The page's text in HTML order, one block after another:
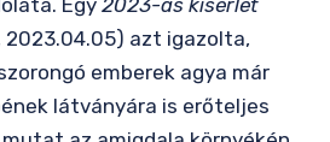
Egy2023-as kísérlet
2023.04.05) azt igazolta,
emberek agya már
látványára is erőteljes